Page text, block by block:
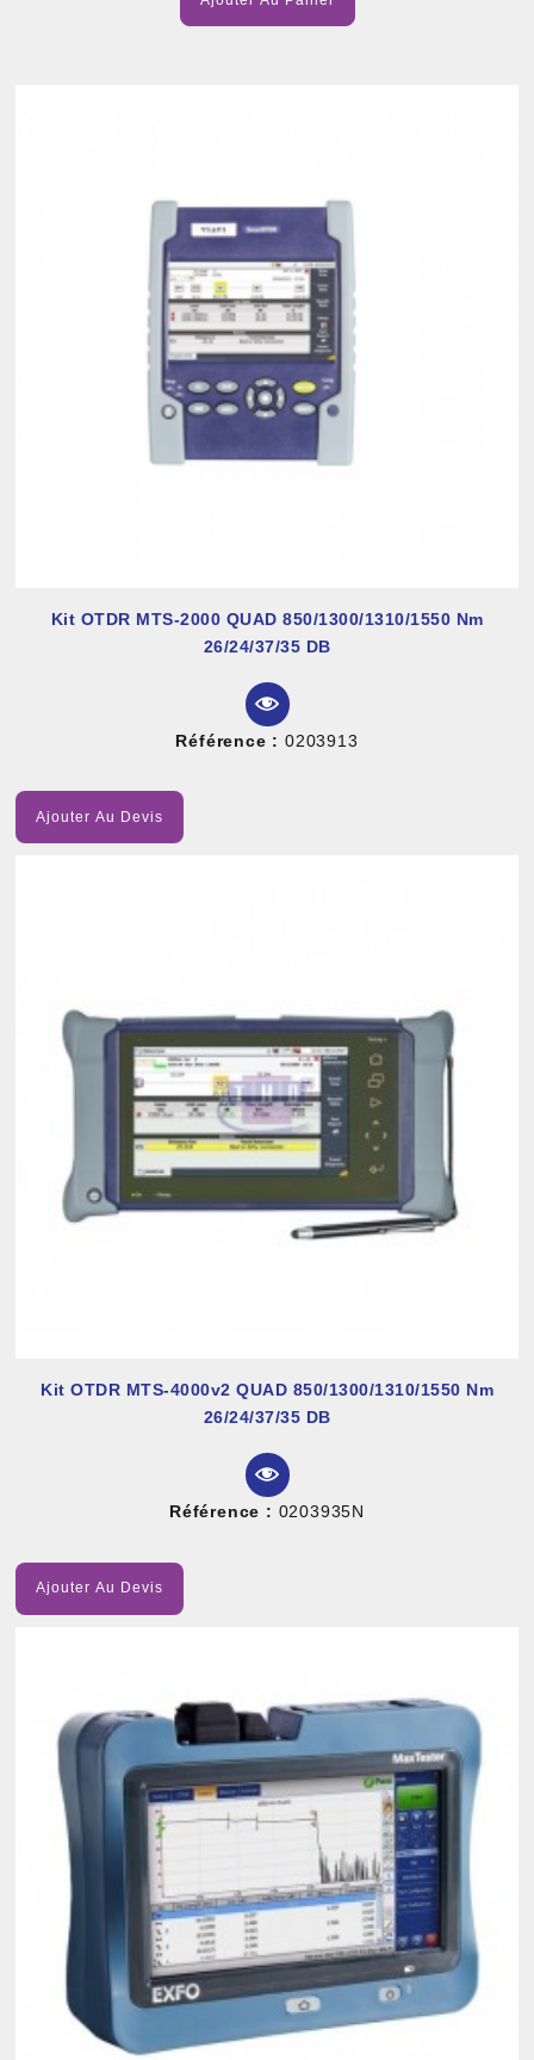
Kit OTDR MTS-2000 QUAD 850/1300/1310/1550 Nm
26/24/37/35 DB
Référence : 0203913
Ajouter Au Devis
Kit OTDR MTS-4000v2 QUAD 850/1300/1310/1550 Nm
26/24/37/35 DB
Référence : 0203935N
Ajouter Au Devis